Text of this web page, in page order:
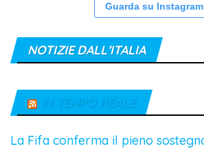
Guarda su Instagram
NOTIZIE DALL’ITALIA
IN TEMPO REALE
La Fifa conferma il pieno